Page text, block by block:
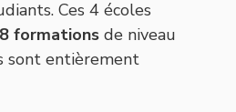
Ces 4 écoles
formations de niveau
sont entièrement